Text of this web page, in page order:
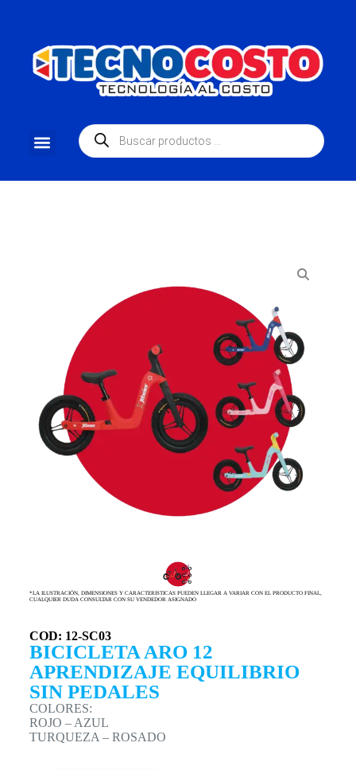
*LA ILUSTRACIÓN, DIMENSIONES Y CARACTERISTICAS PUEDEN LLEGAR A VARIAR CON EL PRODUCTO FINAL,
CUALQUIER DUDA CONSULTAR CON SU VENDEDOR ASIGNADO
COD: 12-SC03
BICICLETA ARO 12
APRENDIZAJE EQUILIBRIO
SIN PEDALES
COLORES:
ROJO – AZUL
TURQUEZA – ROSADO